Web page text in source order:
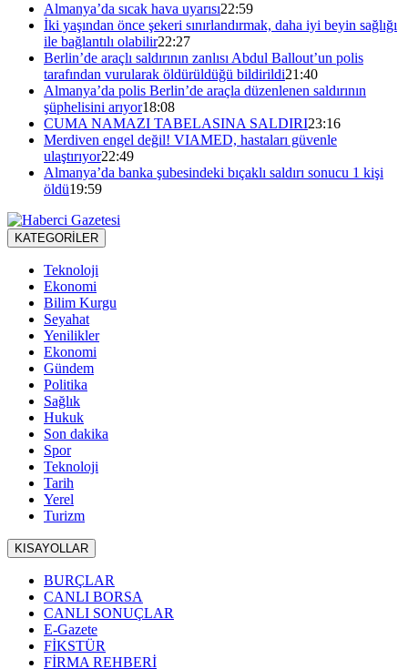
Almanya’da sıcak hava uyarısı22:59
İki yaşından önce şekeri sınırlandırmak, daha iyi beyin sağlığı
ile bağlantılı olabilir22:27
Berlin’de araçlı saldırının zanlısı Abdul Ballout’un polis
tarafından vurularak öldürüldüğü bildirildi21:40
Almanya’da polis Berlin’de araçla düzenlenen saldırının
şüphelisini arıyor18:08
CUMA NAMAZI TABELASINA SALDIRI23:16
Merdiven engel değil! VIAMED, hastaları güvenle
ulaştırıyor22:49
Almanya’da banka şubesindeki bıçaklı saldırı sonucu 1 kişi
öldü19:59
KATEGORİLER
Teknoloji
Ekonomi
Bilim Kurgu
Seyahat
Yenilikler
Ekonomi
Gündem
Politika
Sağlık
Hukuk
Son dakika
Spor
Teknoloji
Tarih
Yerel
Turizm
KISAYOLLAR
BURÇLAR
CANLI BORSA
CANLI SONUÇLAR
E-Gazete
FİKSTÜR
FİRMA REHBERİ